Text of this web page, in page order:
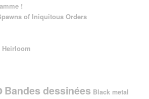
!
of Iniquitous Orders
Bandes dessinées Black metal